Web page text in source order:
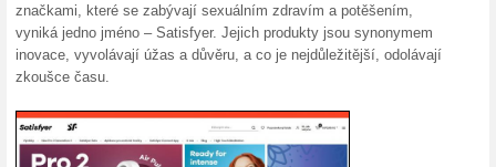
Aktuální slevy a